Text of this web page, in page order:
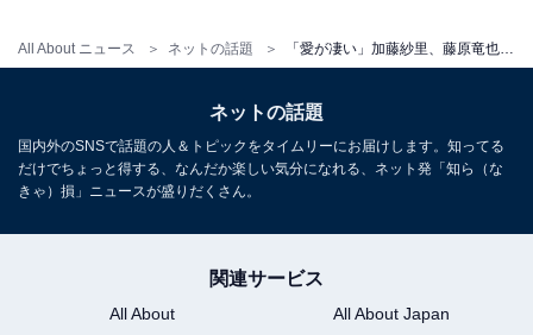
All About ニュース ネットの話題
ネットの話題
国内外のSNSで話題の人＆トピックをタイムリーにお届けします。知ってる
だけでちょっと得する、なんだか楽しい気分になれる、ネット発「知ら（な
きゃ）損」ニュースが盛りだくさん。
関連サービス
All About
All About Japan